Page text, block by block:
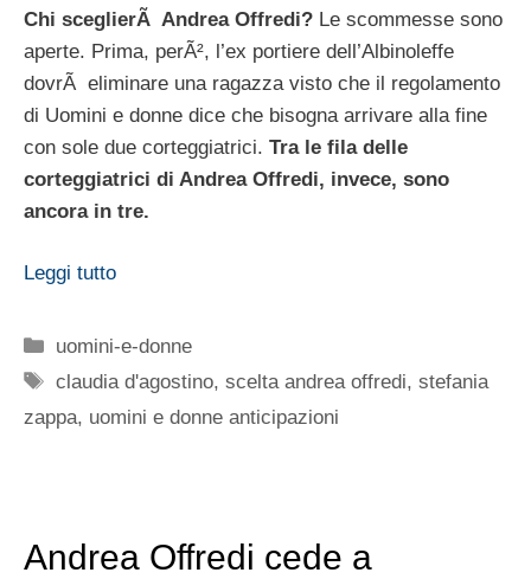
Chi sceglierÃ Andrea Offredi? Le scommesse sono
aperte. Prima, perÃ², l’ex portiere dell’Albinoleffe
dovrÃ eliminare una ragazza visto che il regolamento
di Uomini e donne dice che bisogna arrivare alla fine
con sole due corteggiatrici. Tra le fila delle
corteggiatrici di Andrea Offredi, invece, sono
ancora in tre.
Leggi tutto
Categorie
uomini-e-donne
Tag
claudia d'agostino,scelta andrea offredi,stefania
zappa, uomini e donne anticipazioni
Andrea Offredi cede a